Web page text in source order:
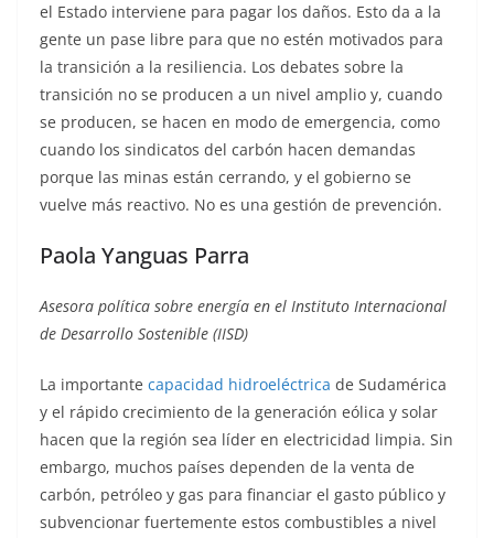
el Estado interviene para pagar los daños. Esto da a la
gente un pase libre para que no estén motivados para
la transición a la resiliencia. Los debates sobre la
transición no se producen a un nivel amplio y, cuando
se producen, se hacen en modo de emergencia, como
cuando los sindicatos del carbón hacen demandas
porque las minas están cerrando, y el gobierno se
vuelve más reactivo. No es una gestión de prevención.
Paola Yanguas Parra
Asesora política sobre energía en el Instituto Internacional
de Desarrollo Sostenible (IISD)
La importante capacidad hidroeléctrica de Sudamérica
y el rápido crecimiento de la generación eólica y solar
hacen que la región sea líder en electricidad limpia. Sin
embargo, muchos países dependen de la venta de
carbón, petróleo y gas para financiar el gasto público y
subvencionar fuertemente estos combustibles a nivel